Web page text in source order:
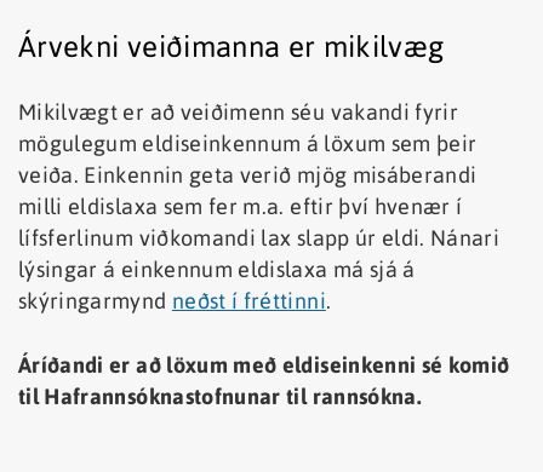
Árvekni veiðimanna er mikilvæg
Mikilvægt er að veiðimenn séu vakandi fyrir
mögulegum eldiseinkennum á löxum sem þeir
veiða. Einkennin geta verið mjög misáberandi
milli eldislaxa sem fer m.a. eftir því hvenær í
lífsferlinum viðkomandi lax slapp úr eldi. Nánari
lýsingar á einkennum eldislaxa má sjá á
skýringarmynd neðst í fréttinni.
Áríðandi er að löxum með eldiseinkenni sé komið
til Hafrannsóknastofnunar til rannsókna.